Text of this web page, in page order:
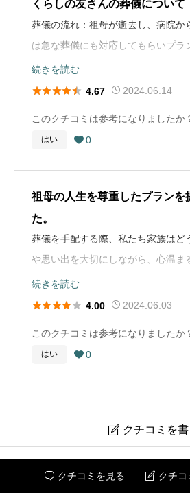
時に心がけていたのは「お任せしま
いこと。 自分たちが納得いく内容で
葬儀の場所 神奈川県川崎市
葬儀の種類
くらしの友さんの葬儀について
葬儀の流れ：祖母が逝去し、病院か
は急な葬儀にも対応してもらいプラ
火葬をする。祖父のときにお世話に
んと四十九日後に納骨を済ませる。
いる中で執り行っていただきました
も飴をくれたり優しく対応していた
葬儀のときも家族に寄り添ってくれ
てくださりました。母と父と「いい
お葬式の概要
葬儀の年
葬儀の場所 神奈川県川崎市
葬儀の種類 一般葬
続きを読む
 4.67 2024.06.14
このクチコミは参考になりましたか
はい  0
祖母の人生を尊重したプランを
た。
葬儀を手配する際、私たち家族はど
や思い出を大切にしながら、心温ま
るか迷っていましたがスタッフの方
情を理解し、細かい話し合いを通じ
通夜と葬儀・告別式では、祖母が愛
て家族の思い出が詰まった映像が流
の悲しみを救い、故人への感謝の気
けとなりました。
料金に関しても、追加費用なしの透
続きを読む
 4.00 2024.06.03
このクチコミは参考になりましたか
はい  0
 クチコミを書
くらしの友（関
 クチコミを見る  クチコ